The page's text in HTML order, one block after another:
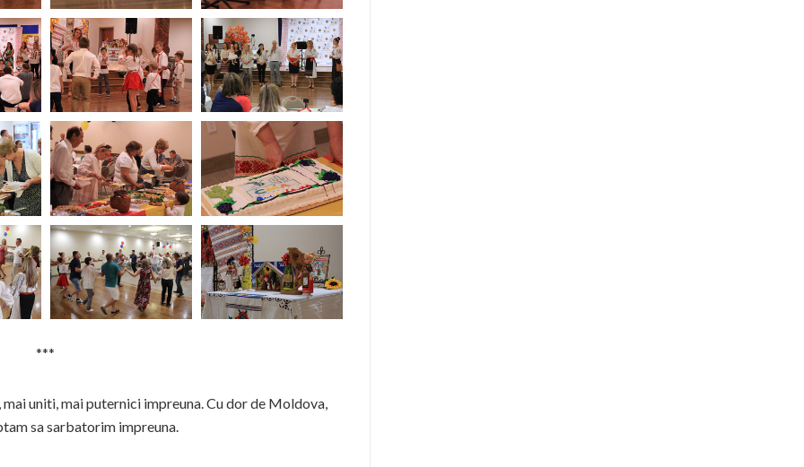
***
uniti, mai puternici impreuna. Cu dor de Moldova,
sa sarbatorim impreuna.